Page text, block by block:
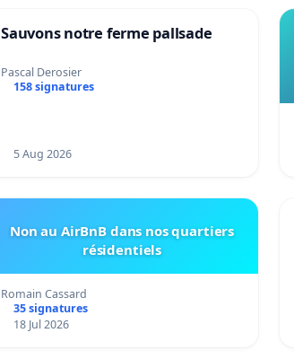
Sauvons notre ferme pallsade
Pascal Derosier
158 signatures
5 Aug 2026
Non au AirBnB dans nos quartiers
résidentiels
Romain Cassard
35 signatures
18 Jul 2026